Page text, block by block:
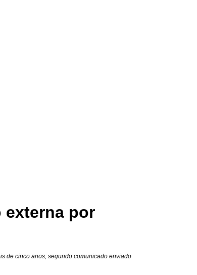
externa por
de cinco anos, segundo comunicado enviado